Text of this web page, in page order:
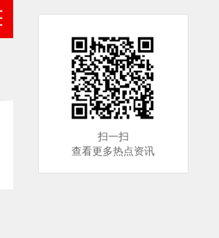
扫一扫
查看更多热点资讯